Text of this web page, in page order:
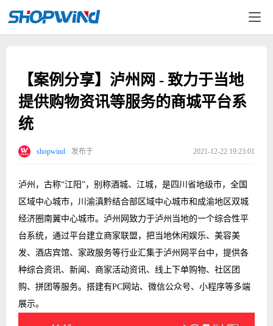
【案例分享】泸州网 - 致力于当地
提供购物资讯等服务的商城平台系
统
shopwind 发布于 2021-12-22 19:23:01
泸州，古称“江阳”，别称酒城、江城，是四川省地级市，全国
区域中心城市，川渝滇黔结合部区域中心城市和成渝地区双城
经济圈南翼中心城市。泸州网致力于泸州当地的一个综合性平
台系统，通过平台建立商家联盟，把当地休闲娱乐、美容美
发、酒店宾馆、家政服务等行业汇集于泸州网平台中，提供各
种综合资讯、新闻、商家活动资讯、线上下单购物、社区团
购、拼团等服务。搭建有PC网站、微信公众号、小程序等多端
展示。